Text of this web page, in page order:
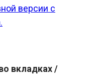
версии с
вкладках /